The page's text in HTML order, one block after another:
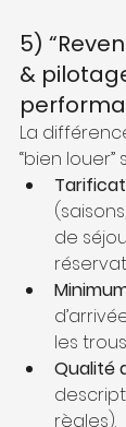
5)
&
La
“bien
de
les
Qualité
règles).